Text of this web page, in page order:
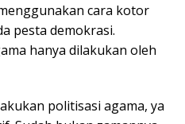
cara kotor
pesta demokrasi.
hanya dilakukan oleh
politisasi agama, ya